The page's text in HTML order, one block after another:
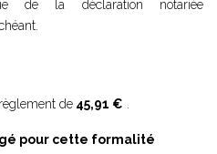
de la déclaration notariée
de 45,91 €
pour cette formalité